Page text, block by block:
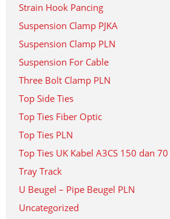
Strain Hook Pancing
Suspension Clamp PJKA
Suspension Clamp PLN
Suspension For Cable
Three Bolt Clamp PLN
Top Side Ties
Top Ties Fiber Optic
Top Ties PLN
Top Ties UK Kabel A3CS 150 dan 70
Tray Track
U Beugel – Pipe Beugel PLN
Uncategorized